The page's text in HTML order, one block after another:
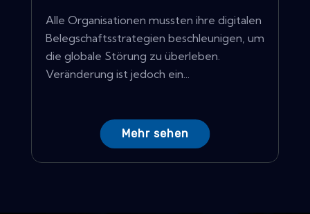
Alle Organisationen mussten ihre digitalen
Belegschaftsstrategien beschleunigen, um
die globale Störung zu überleben.
Veränderung ist jedoch ein...
Mehr sehen